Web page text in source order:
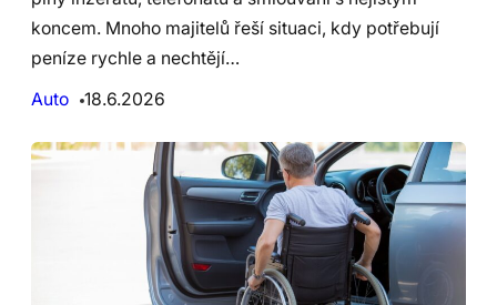
koncem. Mnoho majitelů řeší situaci, kdy potřebují
peníze rychle a nechtějí…
Auto
18.6.2026